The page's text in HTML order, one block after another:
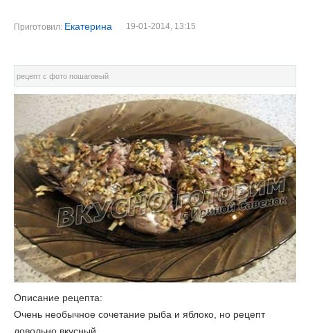
Приготовил: Екатерина 19-01-2014, 13:15
рецепт с фото пошаговый
Описание рецепта:
Очень необычное сочетание рыба и яблоко, но рецепт